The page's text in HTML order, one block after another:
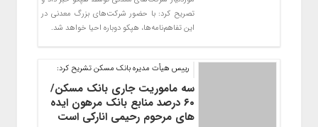
تصریح کرد: با حضور شرکت‌های بزرگ معدنی در
این تفاهم‌نامه‌ها، هپکو دوباره احیا خواهد شد.
رییس هیأت مدیره بانک مسکن تشریح کرد:
سه ماموریت جاری بانک مسکن/
۶۰ درصد منابع بانک مرهون ایده
های مرحوم رحیمی انارکی است